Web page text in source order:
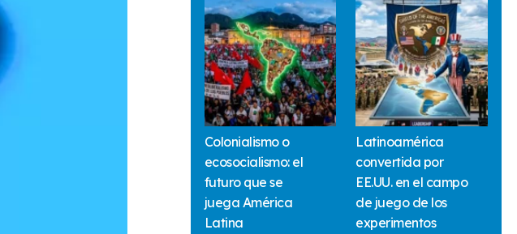
Colonialismo o
ecosocialismo: el
futuro que se
juega América
Latina
Latinoamérica
convertida por
EE.UU. en el campo
de juego de los
experimentos